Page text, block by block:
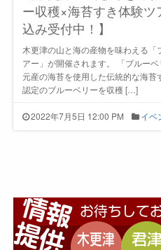
ー収穫×海苔すき体験
込み受付中！】
木更津の山と海の産物を味わえる
アー」が開催されます。 「ブルー
元産の海苔を使用した伝統的な海
認定のブルーベリーを収穫 […]
2022年7月5日 12:00 PM イベ